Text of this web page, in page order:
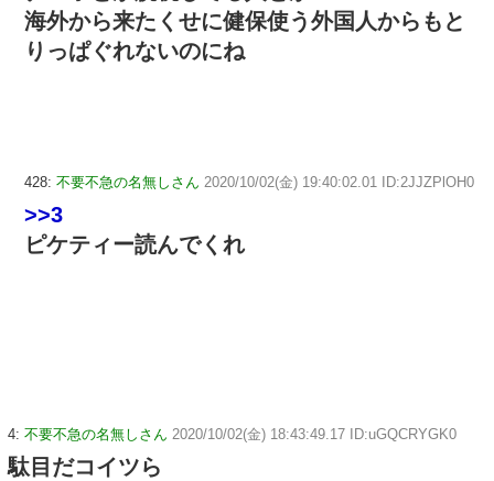
海外から来たくせに健保使う外国人からもと
りっぱぐれないのにね
428: 不要不急の名無しさん 2020/10/02(金) 19:40:02.01 ID:2JJZPlOH0
>>3
ピケティー読んでくれ
4: 不要不急の名無しさん 2020/10/02(金) 18:43:49.17 ID:uGQCRYGK0
駄目だコイツら